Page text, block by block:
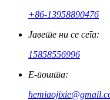
+86-13958890476
Јавете ни се сега:
15858556996
Е-пошта: